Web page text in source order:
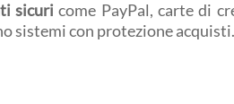
sicuri come PayPal, carte di
sistemi con protezione acquisti.